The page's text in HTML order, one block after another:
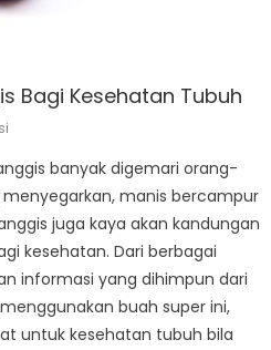
Bagi Kesehatan Tubuh
banyak digemari orang-
manis bercampur
juga kaya akan kandungan
kesehatan. Dari berbagai
informasi yang dihimpun dari
buah super ini,
untuk kesehatan tubuh bila